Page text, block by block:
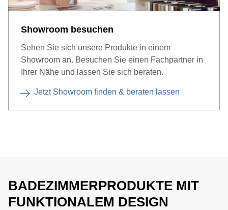
-Weisse Dekorationen
heben die Eleganz der
Showroom besuchen
Sehen Sie sich unsere Produkte in einem
Showroom an. Besuchen Sie einen Fachpartner in
Ihrer Nähe und lassen Sie sich beraten.
Jetzt Showroom finden & beraten lassen
BADEZIMMERPRODUKTE MIT
FUNKTIONALEM DESIGN